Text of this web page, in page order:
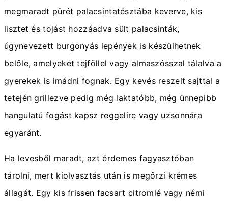
megmaradt pürét palacsintatésztába keverve, kis
lisztet és tojást hozzáadva sült palacsinták,
úgynevezett burgonyás lepények is készülhetnek
belőle, amelyeket tejföllel vagy almaszósszal tálalva a
gyerekek is imádni fognak. Egy kevés reszelt sajttal a
tetején grillezve pedig még laktatóbb, még ünnepibb
hangulatú fogást kapsz reggelire vagy uzsonnára
egyaránt.
Ha levesből maradt, azt érdemes fagyasztóban
tárolni, mert kiolvasztás után is megőrzi krémes
állagát. Egy kis frissen facsart citromlé vagy némi